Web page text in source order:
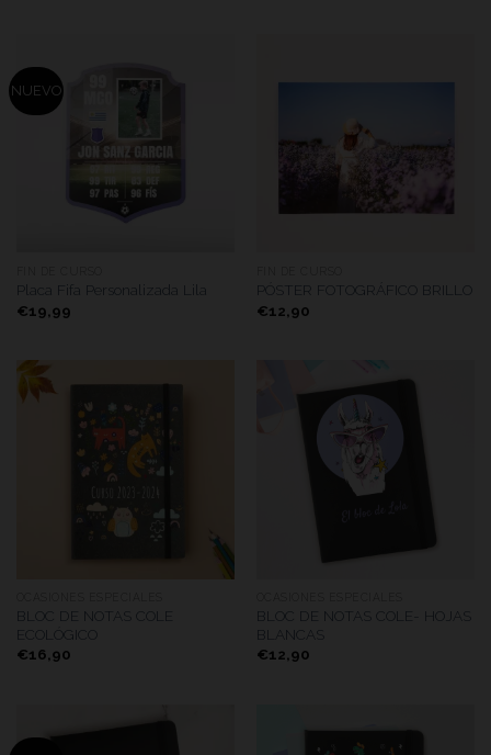
NUEVO
Placa Fifa Personalizada Lila
€19,99
PÓSTER FOTOGRÁFICO BRILLO
€12,90
BLOC DE NOTAS COLE
ECOLÓGICO
€16,90
BLOC DE NOTAS COLE- HOJAS
BLANCAS
€12,90